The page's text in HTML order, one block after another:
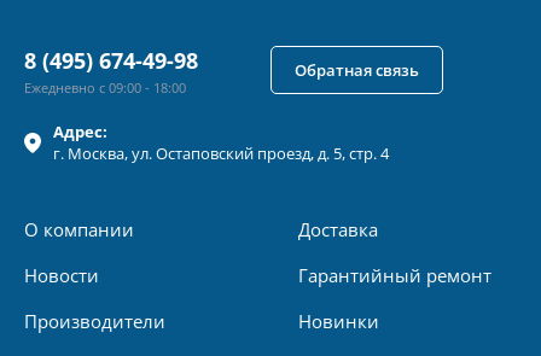
Адрес:
г. Москва, ул.Остаповский проезд, д. 5, стр. 4
О компании
Новости
Производители
Доставка
Гарантийный ремонт
Новинки
8 (495) 674-49-98
Ежедневно с 09:00 - 18:00
Обратная связь